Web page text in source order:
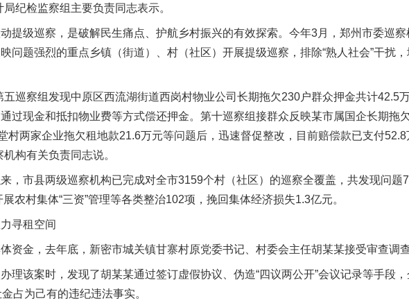
纪检监察组主要负责同志表示。
级巡察，是破解民生痛点、护航乡村振兴的有效探索。今年3月，郑州市委巡察
问题强烈的重点乡镇（街道）、村（社区）开展提级巡察，排除“熟人社会”干扰
察组发现中原区西流湖街道西岗村物业公司长期拖欠230户群众押金共计42.5
过现金和抵扣物业费等方式偿还押金。第十巡察组接群众反映某市属国企长期拖
村两家企业拖欠租地款21.6万元等问题后，迅速督促整改，目前赔偿款已支付
构有关负责同志说。
市县两级巡察机构已完成对全市3159个村（社区）的巡察全覆盖，共发现问题
农村集体“三资”管理等各类整治102项，挽回集体经济损失1.3亿元。
寻租空间
金，去年底，新密市城关镇甘寨村原党委书记、村委会主任胡某某接受审查调查
该案时，发现了胡某某通过签订虚假协议、伪造“四议两公开”会议记录等手段
占为己有的违纪违法事实。